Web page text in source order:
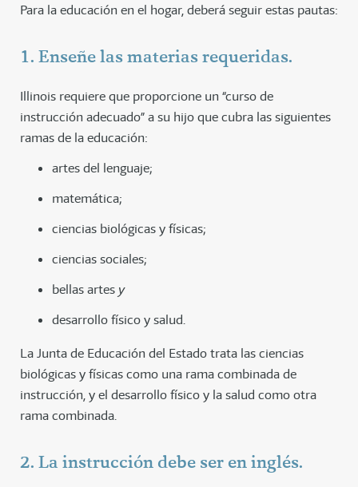
Para la educación en el hogar, deberá seguir estas pautas:
1. Enseñe las materias requeridas.
Illinois requiere que proporcione un “curso de
instrucción adecuado” a su hijo que cubra las siguientes
ramas de la educación:
artes del lenguaje;
matemática;
ciencias biológicas y físicas;
ciencias sociales;
bellas artes y
desarrollo físico y salud.
La Junta de Educación del Estado trata las ciencias
biológicas y físicas como una rama combinada de
instrucción, y el desarrollo físico y la salud como otra
rama combinada.
2. La instrucción debe ser en inglés.